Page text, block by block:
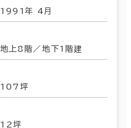
1991年 4月
地上8階／地下1階建
107坪
12坪